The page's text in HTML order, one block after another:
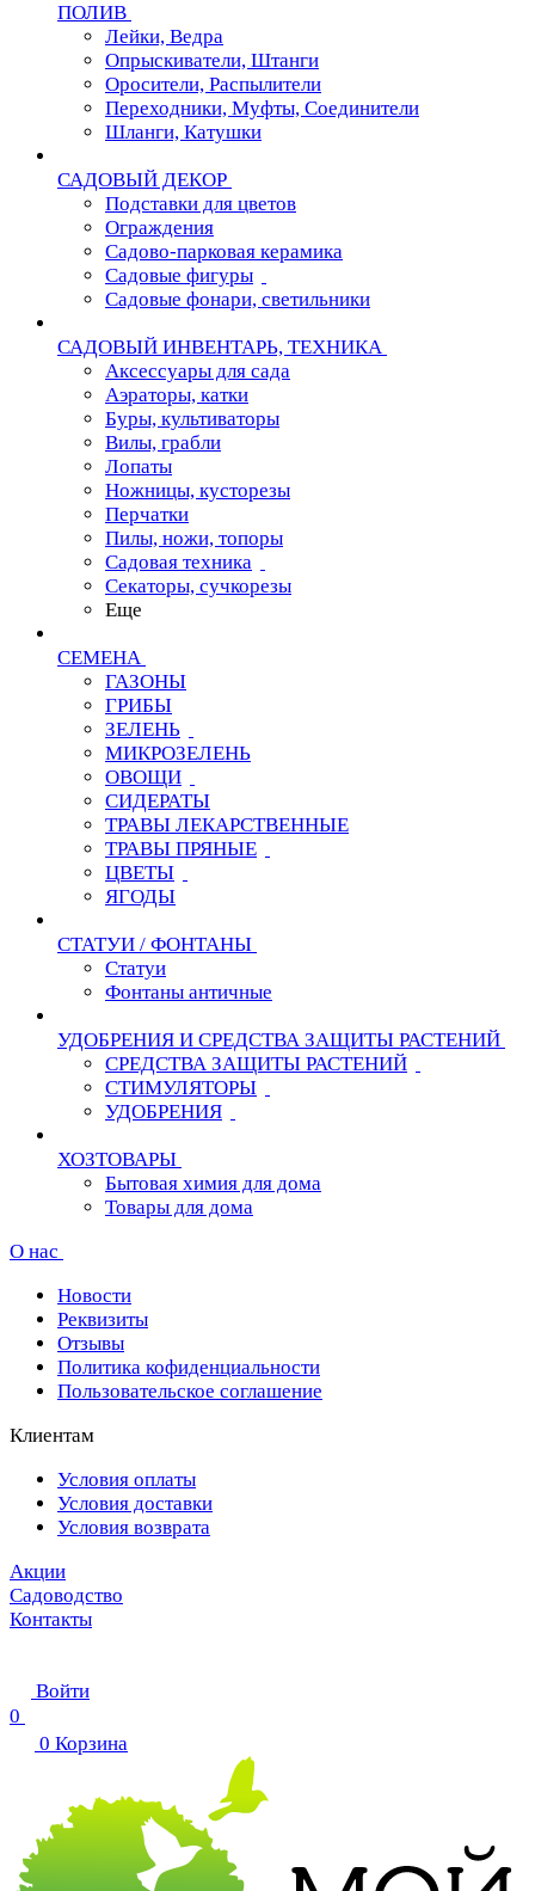
ПОЛИВ
Лейки, Ведра
Опрыскиватели, Штанги
Оросители, Распылители
Переходники, Муфты, Соединители
Шланги, Катушки
САДОВЫЙ ДЕКОР
Подставки для цветов
Ограждения
Садово-парковая керамика
Садовые фигуры
Садовые фонари, светильники
САДОВЫЙ ИНВЕНТАРЬ, ТЕХНИКА
Аксессуары для сада
Аэраторы, катки
Буры, культиваторы
Вилы, грабли
Лопаты
Ножницы, кусторезы
Перчатки
Пилы, ножи, топоры
Садовая техника
Секаторы, сучкорезы
Еще
СЕМЕНА
ГАЗОНЫ
ГРИБЫ
ЗЕЛЕНЬ
МИКРОЗЕЛЕНЬ
ОВОЩИ
СИДЕРАТЫ
ТРАВЫ ЛЕКАРСТВЕННЫЕ
ТРАВЫ ПРЯНЫЕ
ЦВЕТЫ
ЯГОДЫ
СТАТУИ / ФОНТАНЫ
Статуи
Фонтаны античные
УДОБРЕНИЯ И СРЕДСТВА ЗАЩИТЫ РАСТЕНИЙ
СРЕДСТВА ЗАЩИТЫ РАСТЕНИЙ
СТИМУЛЯТОРЫ
УДОБРЕНИЯ
ХОЗТОВАРЫ
Бытовая химия для дома
Товары для дома
О нас
Новости
Реквизиты
Отзывы
Политика кофиденциальности
Пользовательское соглашение
Клиентам
Условия оплаты
Условия доставки
Условия возврата
Акции
Садоводство
Контакты
Войти
0
0 Корзина